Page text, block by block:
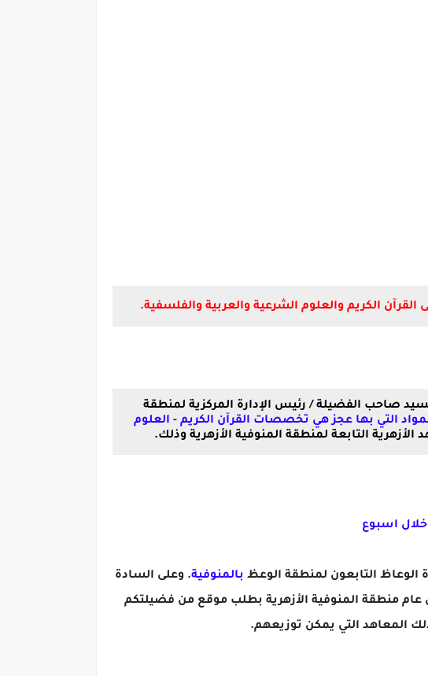
الكريم والعلوم الشرعية والعربية والفلسفية.
صاحب الفضيلة / رئيس الإدارة المركزية لمنطقة
التي بها عجز هي تخصصات القرآن الكريم - العلوم
التابعة لمنطقة المنوفية الأزهرية وذلك.
اسبوع
الوعاظ التابعون لمنطقة الوعظ بالمنوفية. وعلى السادة
عام منطقة المنوفية الأزهرية بطلب موقع من فضيلتكم
المعاهد التي يمكن توزيعهم.